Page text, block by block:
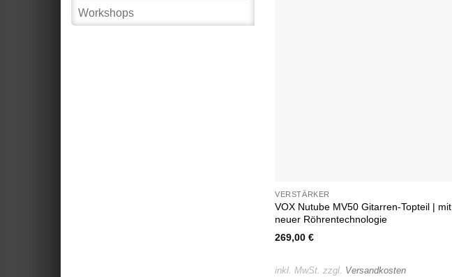
Workshops
VERSTÄRKER
VOX Nutube MV50 Gitarren-Topteil | mit
neuer Röhrentechnologie
269,00€
inkl. MwSt. zzgl. Versandkosten